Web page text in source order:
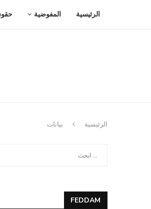
الرئيسية المفوضية
الرئيسية بيانات
FEDDAM